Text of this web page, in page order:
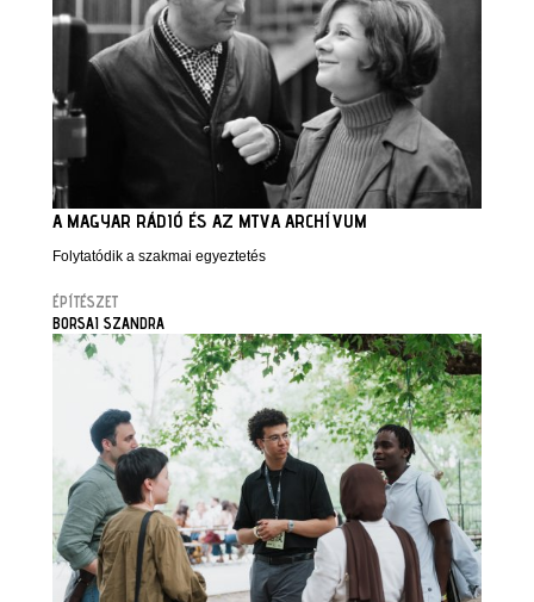
A MAGYAR RÁDIÓ ÉS AZ MTVA ARCHÍVUM
Folytatódik a szakmai egyeztetés
ÉPÍTÉSZET
BORSAI SZANDRA